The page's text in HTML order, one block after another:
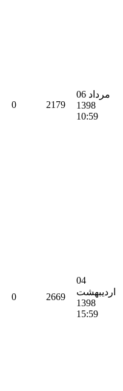
0 2179
06 مرداد
1398
10:59
0 2669
04
اردیبهشت
1398
15:59